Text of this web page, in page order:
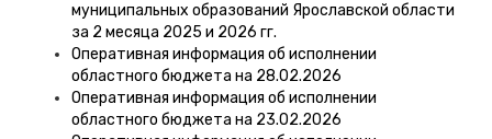
муниципальных образований Ярославской области
за 2 месяца 2025 и 2026 гг.
Оперативная информация об исполнении
областного бюджета на 28.02.2026
Оперативная информация об исполнении
областного бюджета на 23.02.2026